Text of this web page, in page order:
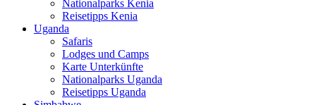
Nationalparks Kenia
Reisetipps Kenia
Uganda
Safaris
Lodges und Camps
Karte Unterkünfte
Nationalparks Uganda
Reisetipps Uganda